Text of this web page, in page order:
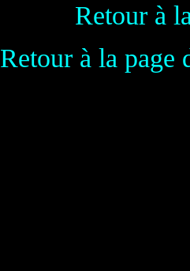
Retour à
Retour à la page